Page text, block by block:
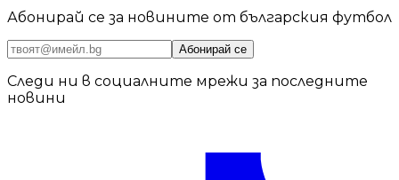
Абонирай се за новините от българския футбол
Абонирай се
Следи ни в социалните мрежи за последните
новини